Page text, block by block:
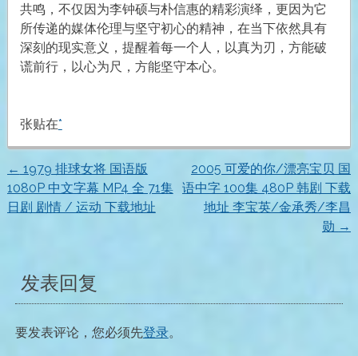
共鸣，不仅因为李钟硕与朴信惠的精彩演绎，更因为它
所传递的媒体伦理与坚守初心的精神，在当下依然具有
深刻的现实意义，提醒着每一个人，以真为刃，方能破
谎前行，以心为尺，方能坚守本心。
张贴在*
文
章
航
← 1979 排球女将 国语版
1080P 中文字幕 MP4 全 71集
日剧 剧情 / 运动 下载地址
2005 可爱的你/漂亮宝贝 国
语中字 100集 480P 韩剧 下载
地址 李宝英/金承秀/李昌
勋 →
发表回复
要发表评论，您必须先登录。